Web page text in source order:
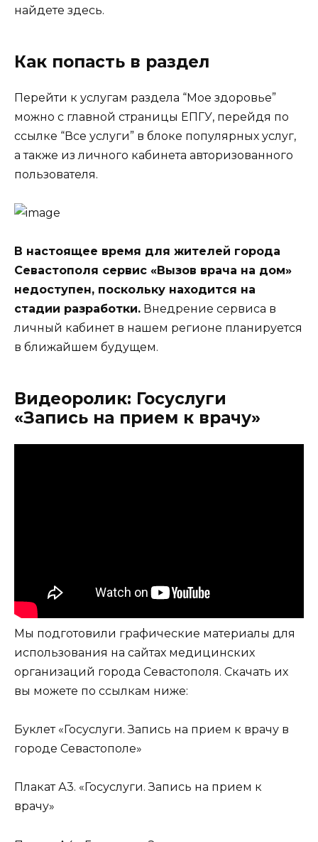
найдете здесь.
Как попасть в раздел
Перейти к услугам раздела “Мое здоровье”
можно с главной страницы ЕПГУ, перейдя по
ссылке “Все услуги” в блоке популярных услуг,
а также из личного кабинета авторизованного
пользователя.
В настоящее время для жителей города
Севастополя сервис «Вызов врача на дом»
недоступен, поскольку находится на
стадии разработки. Внедрение сервиса в
личный кабинет в нашем регионе планируется
в ближайшем будущем.
Видеоролик: Госуслуги
«Запись на прием к врачу»
Мы подготовили графические материалы для
использования на сайтах медицинских
организаций города Севастополя. Скачать их
вы можете по ссылкам ниже:
Буклет «Госуслуги. Запись на прием к врачу в
городе Севастополе»
Плакат А3. «Госуслуги. Запись на прием к
врачу»